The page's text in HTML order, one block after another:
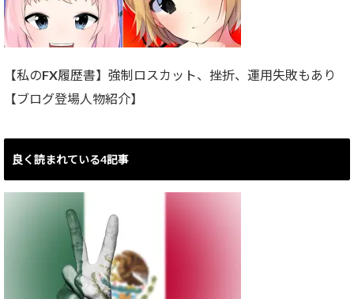
【私のFX履歴書】強制ロスカット、挫折、運用失敗もあり
【ブログ登場人物紹介】
良く読まれている4記事